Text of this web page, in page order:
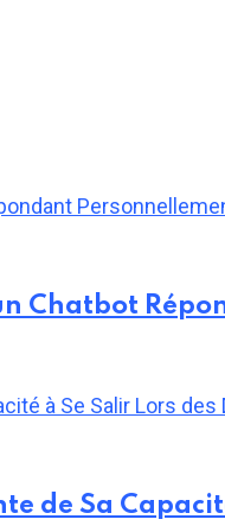
Chatbot
de Sa